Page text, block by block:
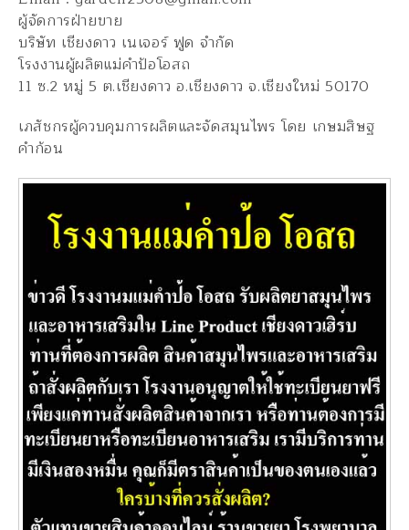
ผู้จัดการฝ่ายขาย
บริษัท เชียงดาว เนเจอร์ ฟูด จำกัด
โรงงานผู้ผลิตแม่คำป้อโอสถ
11 ซ.2 หมู่ 5 ต.เชียงดาว อ.เชียงดาว จ.เชียงใหม่ 50170
เภสัชกรผู้ควบคุมการผลิตและจัดสมุนไพร โดย เกษมสิษฐ
คำก้อน